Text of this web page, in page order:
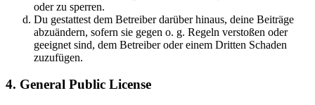
oder zu sperren.
Du gestattest dem Betreiber darüber hinaus, deine Beiträge
abzuändern, sofern sie gegen o. g. Regeln verstoßen oder
geeignet sind, dem Betreiber oder einem Dritten Schaden
zuzufügen.
4. General Public License